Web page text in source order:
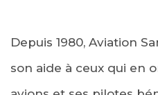
Depuis 1980, Aviation
son aide à ceux qui en